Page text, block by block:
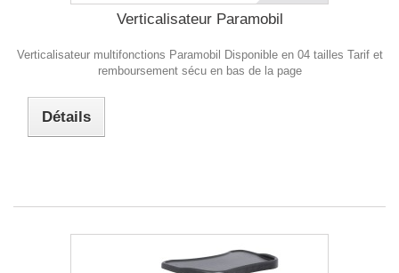
Verticalisateur Paramobil
Verticalisateur multifonctions Paramobil Disponible en 04 tailles Tarif et
remboursement sécu en bas de la page
Détails